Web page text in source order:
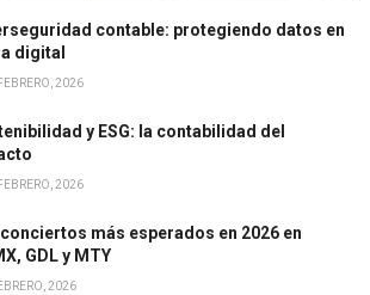
contable: protegiendo datos en
digital
2026
y ESG: la contabilidad del
2026
más esperados en 2026 en
GDL y MTY
2026